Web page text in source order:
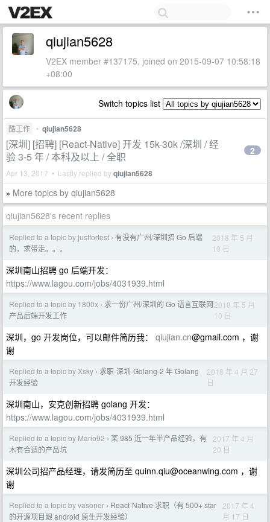
qiujian5628
V2EX member #137175, joined on 2015-09-07 10:58:18
+08:00
Switch topics list
酷工作 • qiujian5628
[深圳] [招聘] [React-Native] 开发 15k-30k /深圳 / 经
验 3-5 年 / 本科及以上 / 全职
Apr 13, 2017 • Lastly replied byqiujian5628
2
» More topics by qiujian5628
qiujian5628's recent replies
Replied to a topic by justfortest › 有没有广州/深圳招 Go 后端
的，求带走。。。
2018 年 5 月
10 日
深圳南山招聘 go 后端开发：
https://www.lagou.com/jobs/4031939.html
Replied to a topic by 1800x › 求一份广州/深圳的 Go 语言互联网
产品后端开发工作
2018 年 5 月
10 日
深圳，go 开发岗位，可以邮件简历我： qiujian.cn@gmail.com ，谢
谢
Replied to a topic by Xsky › 求职-深圳-Golang-2 年 Golang
开发经验
2018 年 4 月 27
日
深圳南山，安克创新招聘 golang 开发：
https://www.lagou.com/jobs/4031939.html
Replied to a topic by Mario92 › 某 985 近一年半产品经验，有
木有合适的产品坑
2017 年 4 月
20 日
深圳公司招产品经理，请发简历至 quinn.qiu@oceanwing.com ，谢
谢
Replied to a topic by vasoner › React-Native 求职（有 500+ star
的开源项目跟 android 原生开发经验）
2017 年 4
月 17 日